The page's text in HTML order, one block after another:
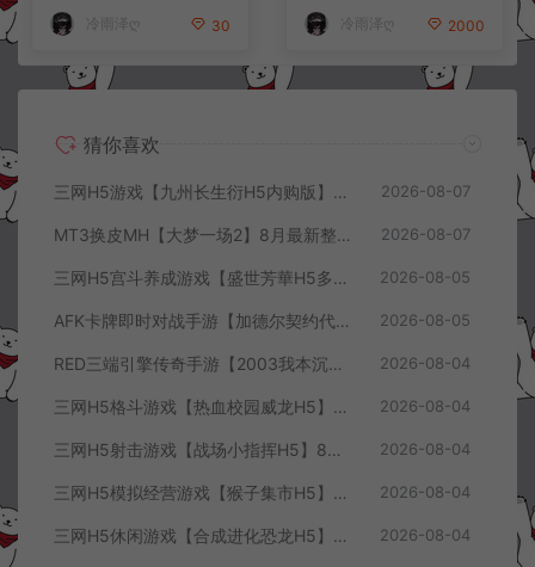
+视频教程
冷雨泽ღ 30
+详细搭建教程+视频教程
冷雨泽ღ 2000
猜你喜欢
三网H5游戏【九州长生衍H5内购版】8月最新整理Linux手工服务端+管理后台+GM授权后台+简易安卓客户端+详细搭建教程+视频教程 2026-08-07
MT3换皮MH【大梦一场2】8月最新整理Linux手工服务端+源码+管理后台+安卓苹果双端+详细搭建教程+视频教程 2026-08-07
三网H5宫斗养成游戏【盛世芳華H5多区跨服代金券内购优化版】8月最新整理Linux手工服务端+CDK授权后台+全资源安卓+详细搭建教程+视频教程 2026-08-05
AFK卡牌即时对战手游【加德尔契约代金券内购修复版】8月最新整理Linux手工服务端+前后端全套源码+CDK授权后台+安卓苹果双端+详细搭建教程+视频教程 2026-08-05
RED三端引擎传奇手游【2003我本沉默三职业】8月最新整理Win一键服务端+PC安卓+详细搭建教程 2026-08-04
三网H5格斗游戏【热血校园威龙H5】8月最新整理Linux手工服务端+Win一键服务端+解压即玩+简易安卓客户端+详细搭建教程 2026-08-04
三网H5射击游戏【战场小指挥H5】8月最新整理Linux手工服务端+Win一键服务端+解压即玩+简易安卓客户端+详细搭建教程 2026-08-04
三网H5模拟经营游戏【猴子集市H5】8月最新整理Linux手工服务端+Win一键服务端+解压即玩+简易安卓客户端+详细搭建教程 2026-08-04
三网H5休闲游戏【合成进化恐龙H5】8月最新整理Linux手工服务端+Win一键服务端+解压即玩+简易安卓客户端+详细搭建教程 2026-08-04